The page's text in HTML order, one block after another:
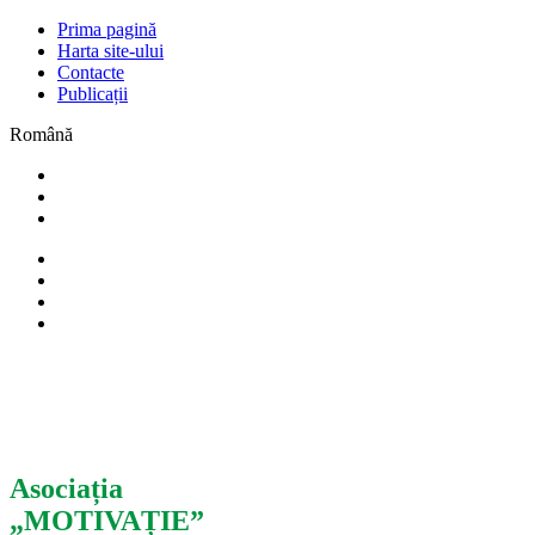
Prima pagină
Harta site-ului
Contacte
Publicații
Română
Asociația
„MOTIVAȚIE”